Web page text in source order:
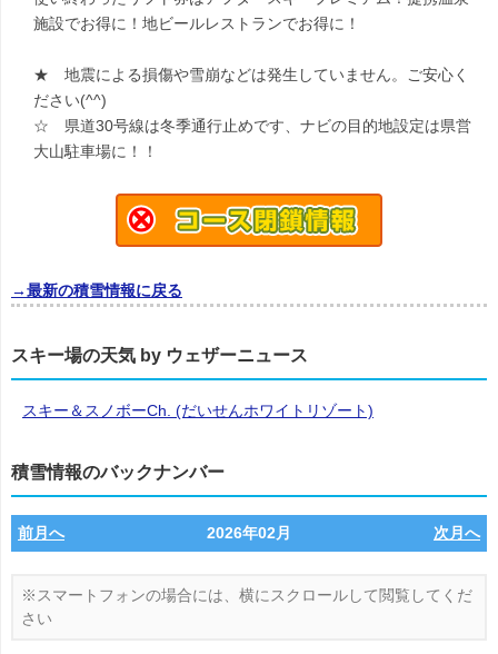
施設でお得に！地ビールレストランでお得に！
★ 地震による損傷や雪崩などは発生していません。ご安心く
ださい(^^)
☆ 県道30号線は冬季通行止めです、ナビの目的地設定は県営
大山駐車場に！！
→最新の積雪情報に戻る
スキー場の天気 by ウェザーニュース
スキー＆スノボーCh. (だいせんホワイトリゾート)
積雪情報のバックナンバー
前月へ 2026年02月 次月へ